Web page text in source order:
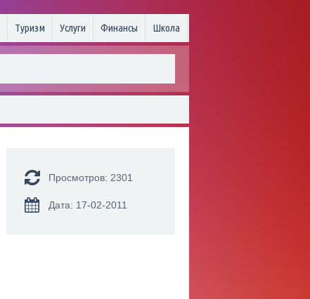
Туризм Услуги Финансы Школа
Просмотров: 2301
Дата: 17-02-2011